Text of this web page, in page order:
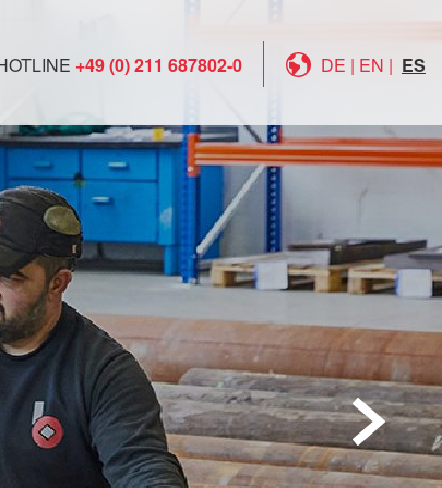
+49 (0) 211 687802-0 DE | EN | ES